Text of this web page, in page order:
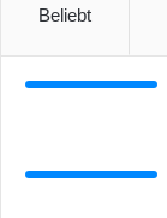
Beliebt